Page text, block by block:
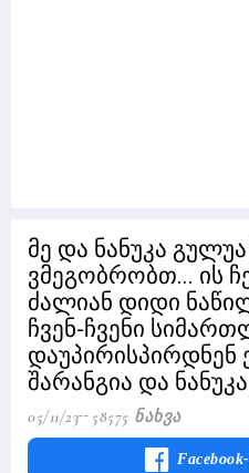
მე და ნანუკა
ვმეგობრობთ... ის
ძალიან დიდი
ჩვენ-ჩვენი
შარანგია და
05/11/23 58575 Ნახვა